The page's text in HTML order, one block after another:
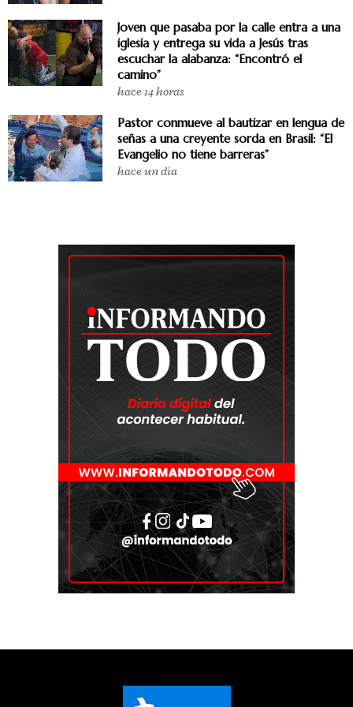
Joven que pasaba por la calle entra a una
iglesia y entrega su vida a Jesús tras
escuchar la alabanza: “Encontró el
camino”
hace 14 horas
Pastor conmueve al bautizar en lengua de
señas a una creyente sorda en Brasil: “El
Evangelio no tiene barreras”
hace un día